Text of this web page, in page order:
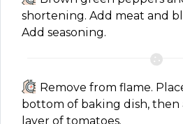
Tüm
Kategoriler
SOSLAR
Patlıcan Mezesi
shortening. Add meat and
Add seasoning.
Remove from flame.
bottom of baking dish, then
layer of tomatoes.